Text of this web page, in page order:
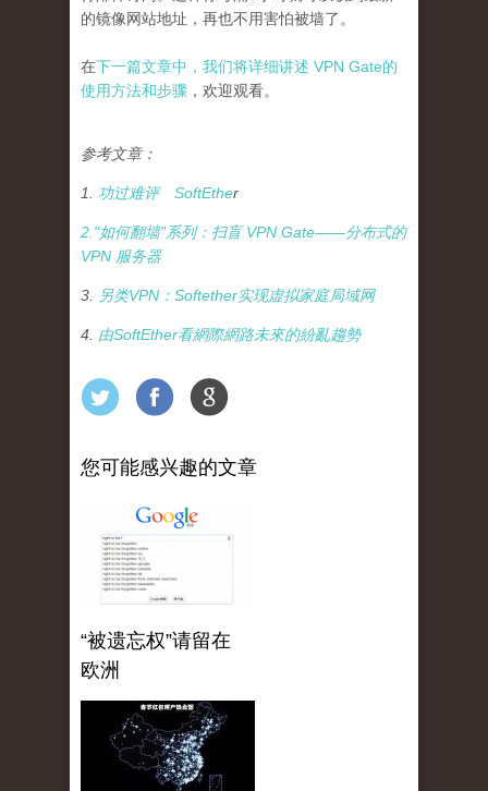
的镜像网站地址，再也不用害怕被墙了。
在下一篇文章中，我们将详细讲述 VPN Gate的
使用方法和步骤 ，欢迎观看。
参考文章：
1. 功过难评 SoftEther
2."如何翻墙"系列：扫盲VPN Gate——分布式的
VPN 服务器
3. 另类VPN ： Softether实现虚拟家庭局域网
4. 由SoftEther看網際網路未來的紛亂趨勢
您可能感兴趣的文章
“被遗忘权”请留在
欧洲